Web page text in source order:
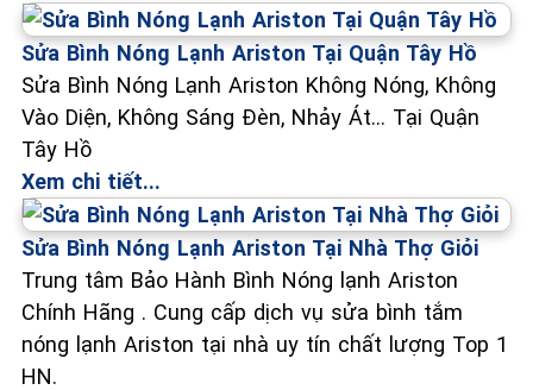
Sửa Bình Nóng Lạnh Ariston Tại Quận Tây Hồ
Sửa Bình Nóng Lạnh Ariston Không Nóng, Không
Vào Diện, Không Sáng Đèn, Nhảy Át... Tại Quận
Tây Hồ
Xem chi tiết...
Sửa Bình Nóng Lạnh Ariston Tại Nhà Thợ Giỏi
Trung tâm Bảo Hành Bình Nóng lạnh Ariston
Chính Hãng . Cung cấp dịch vụ sửa bình tắm
nóng lạnh Ariston tại nhà uy tín chất lượng Top 1
HN.